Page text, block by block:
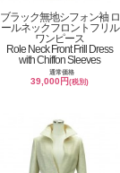
ブラック無地シフォン袖 ロ
ールネックフロントフリル
ワンピース
Role Neck Front Frill Dress
with Chiffon Sleeves
通常価格
39,000円(税別)